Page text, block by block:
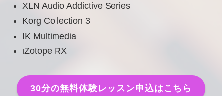
XLN Audio Addictive Series
Korg Collection 3
IK Multimedia
iZotope RX
30分の無料体験レッスン申込はこちら